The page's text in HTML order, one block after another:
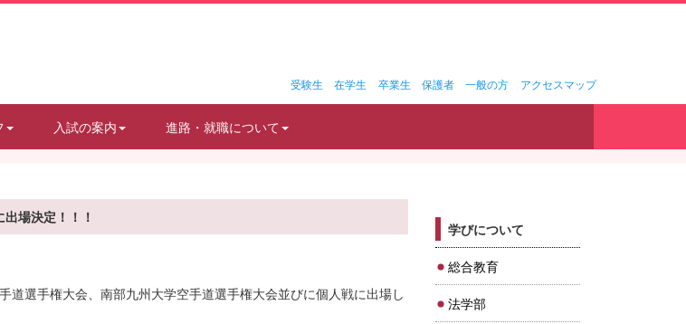
受験生 在学生 卒業生 保護者 一般の方 アクセスマップ
入試の案内 進路・就職について
場決定！！！
道選手権大会、南部九州大学空手道選手権大会並びに個人戦に出場し
学びについて
総合教育
法学部